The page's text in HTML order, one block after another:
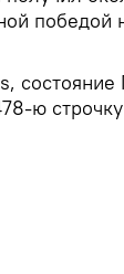
победой
состояние
ю